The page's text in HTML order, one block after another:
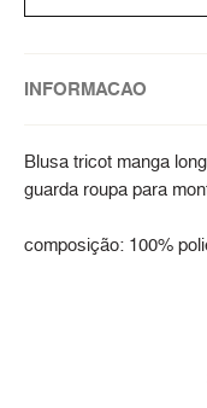
INFORMACAO
Blusa tricot manga
guarda roupa para
composição: 100%